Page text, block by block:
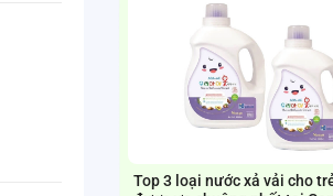
Top 3 loại nước xả vải cho